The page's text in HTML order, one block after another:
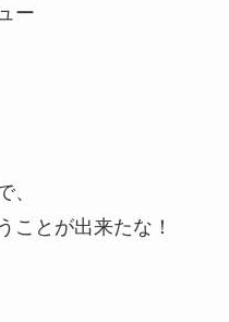
ー
、
ことが出来たな！